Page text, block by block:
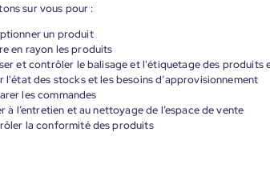
sur vous pour :
un produit
en rayon les produits
et contrôler le balisage et l'étiquetage des produits
l'état des stocks et les besoins d’approvisionnement
les commandes
à l’entretien et au nettoyage de l’espace de vente
la conformité des produits